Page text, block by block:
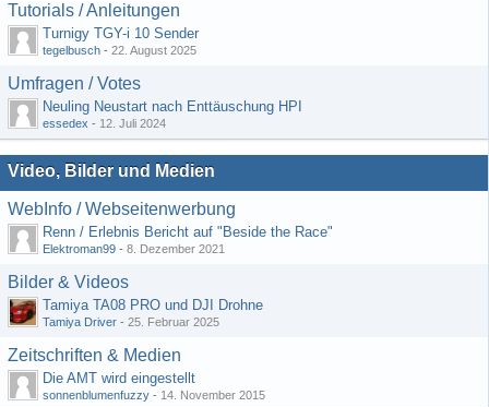
Tutorials / Anleitungen
Turnigy TGY-i 10 Sender
tegelbusch - 22. August 2025
Umfragen / Votes
Neuling Neustart nach Enttäuschung HPI
essedex - 12. Juli 2024
Video, Bilder und Medien
WebInfo / Webseitenwerbung
Renn / Erlebnis Bericht auf "Beside the Race"
Elektroman99 - 8. Dezember 2021
Bilder & Videos
Tamiya TA08 PRO und DJI Drohne
Tamiya Driver - 25. Februar 2025
Zeitschriften & Medien
Die AMT wird eingestellt
sonnenblumenfuzzy - 14. November 2015